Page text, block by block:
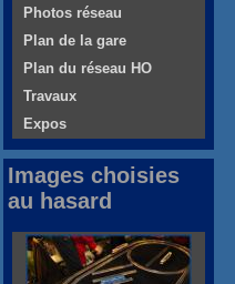
Photos réseau
Plan de la gare
Plan du réseau HO
Travaux
Expos
Images choisies
au hasard